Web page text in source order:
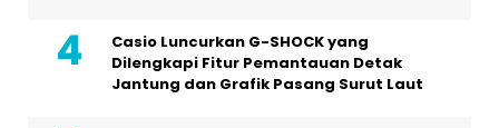
Casio Luncurkan G-SHOCK yang
Dilengkapi Fitur Pemantauan Detak
Jantung dan Grafik Pasang Surut Laut